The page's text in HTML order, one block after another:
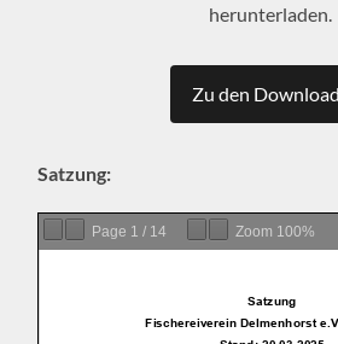
herunterladen.
Zu den
Satzung:
Page 1 / 14 Zoom 100%